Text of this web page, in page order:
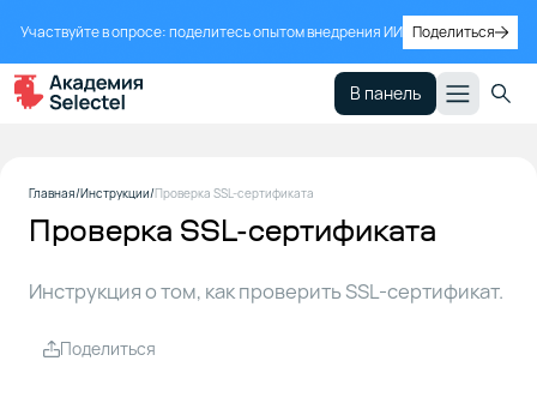
Участвуйте в опросе: поделитесь опытом внедрения ИИ Поделиться
В панель
1
проверять
сертификат
Главная Инструкции Проверка SSL-сертификата
Проверка SSL-сертификата
Инструкция о том, как проверить SSL-сертификат.
Поделиться